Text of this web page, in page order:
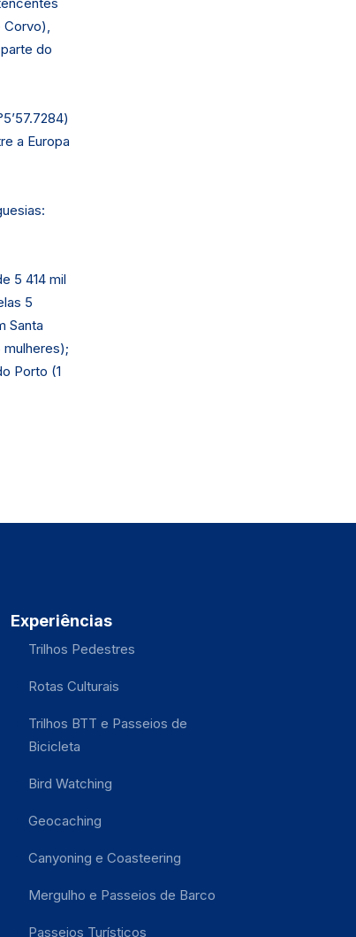
Corvo),
do
a Europa
5 414 mil
5
Santa
mulheres);
Porto (1
Experiências
Trilhos Pedestres
Rotas Culturais
Trilhos BTT e Passeios de
Bicicleta
Bird Watching
Geocaching
Canyoning e Coasteering
Mergulho e Passeios de Barco
Passeios Turísticos